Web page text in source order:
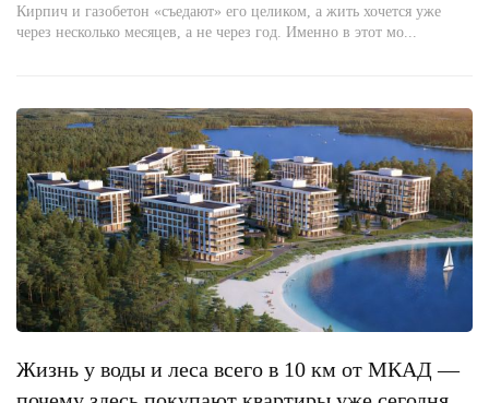
Кирпич и газобетон «съедают» его целиком, а жить хочется уже
через несколько месяцев, а не через год. Именно в этот мо...
Жизнь у воды и леса всего в 10 км от МКАД —